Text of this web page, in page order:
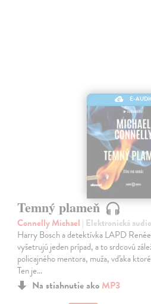
E-
Temný plameň
Connelly Michael | Elektronická
Harry Bosch a detektívka LAPD
vyšetrujú jeden prípad, a to srdcovú
policajného mentora, muža, vďaka
Ten je…
Na stiahnutie ako MP3